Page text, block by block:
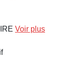
Voir plus